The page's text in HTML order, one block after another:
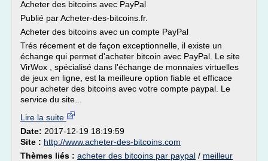
Acheter des bitcoins avec PayPal
Publié par Acheter-des-bitcoins.fr.
Acheter des bitcoins avec un compte PayPal
Trés récement et de façon exceptionnelle, il existe un
échange qui permet d'acheter bitcoin avec PayPal. Le site
VirWox , spécialisé dans l'échange de monnaies virtuelles
de jeux en ligne, est la meilleure option fiable et efficace
pour acheter des bitcoins avec votre compte paypal. Le
service du site...
Lire la suite
Date: 2017-12-19 18:19:59
Site : http://www.acheter-des-bitcoins.com
Thèmes liés : acheter des bitcoins par paypal / meilleur